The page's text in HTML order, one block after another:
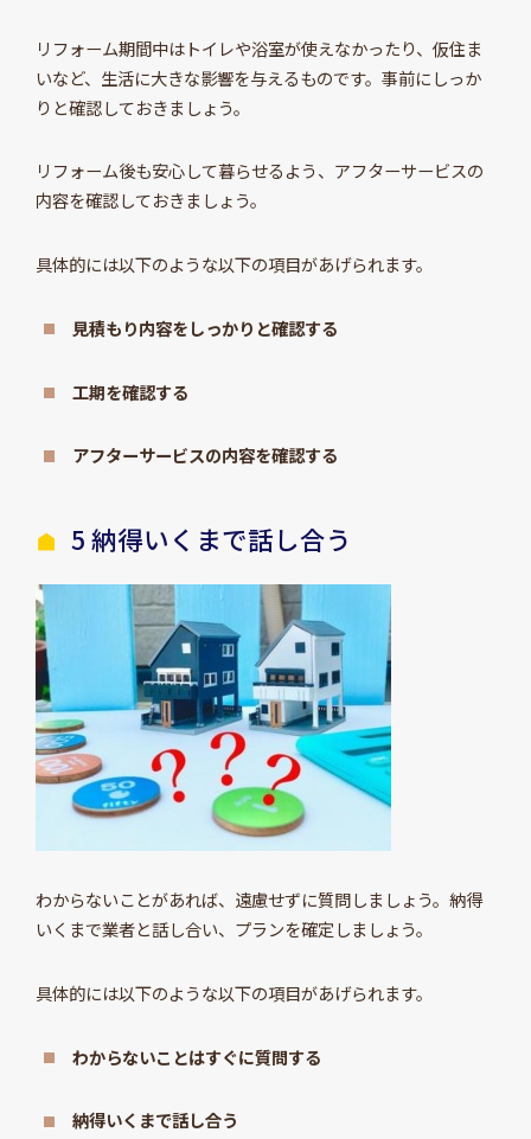
リフォーム期間中はトイレや浴室が使えなかったり、仮住ま
いなど、生活に大きな影響を与えるものです。事前にしっか
りと確認しておきましょう。
リフォーム後も安心して暮らせるよう、アフターサービスの
内容を確認しておきましょう。
具体的には以下のような以下の項目があげられます。
見積もり内容をしっかりと確認する
工期を確認する
アフターサービスの内容を確認する
5 納得いくまで話し合う
わからないことがあれば、遠慮せずに質問しましょう。納得
いくまで業者と話し合い、プランを確定しましょう。
具体的には以下のような以下の項目があげられます。
わからないことはすぐに質問する
納得いくまで話し合う